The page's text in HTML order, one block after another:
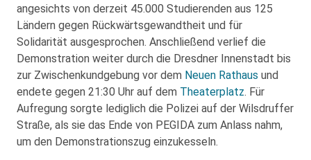
angesichts von derzeit 45.000 Studierenden aus 125
Ländern gegen Rückwärtsgewandtheit und für
Solidarität ausgesprochen. Anschließend verlief die
Demonstration weiter durch die Dresdner Innenstadt bis
zur Zwischenkundgebung vor dem Neuen Rathaus und
endete gegen 21:30 Uhr auf dem Theaterplatz. Für
Aufregung sorgte lediglich die Polizei auf der Wilsdruffer
Straße, als sie das Ende von PEGIDA zum Anlass nahm,
um den Demonstrationszug einzukesseln.